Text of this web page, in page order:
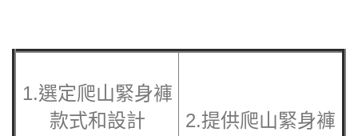
1.選定爬山緊身褲
款式和設計
2.提供爬山緊身褲